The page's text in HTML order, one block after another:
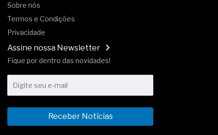
Sobre nós
Termos e Condições
Privacidade
Assine nossa Newsletter
Fique por dentro das novidades!
Receber Notícias